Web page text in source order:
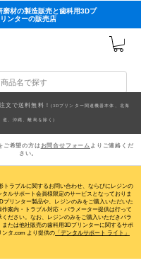
磨材の製造販売と歯科用3Dプ
リンターの販売店
文で送料無料！ (3Dプリンター関連機器本体、北海
道、沖縄、離島を除く)
ご希望の方はお問合せフォーム よりご連絡くだ
さい。
トラブルに関するお問い合わせ、ならびにレジンの
ルサポート会員様限定のサービスとなっておりま
プリンター製品や、レジンのみをご購入いただいた
案内・トラブル対応・パラメーター提供は行って
ください。なお、レジンのみをご購入いただきパラ
たは他社販売の歯科用3Dプリンターに関するサポ
タ.com より提供の 「デンタルサポート ライト」